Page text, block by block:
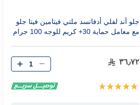
جلو آند لفلي أدفانسد ملتي فيتامين فيتا جلو
مع معامل حماية 30+ كريم للوجه 100 جرام
٣٦٫٧٢
تقييم:
الكمية